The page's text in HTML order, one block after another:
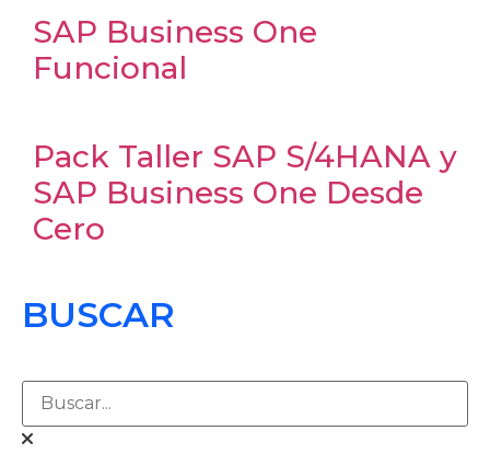
SAP Business One
Funcional
Pack Taller SAP S/4HANA y
SAP Business One Desde
Cero
BUSCAR